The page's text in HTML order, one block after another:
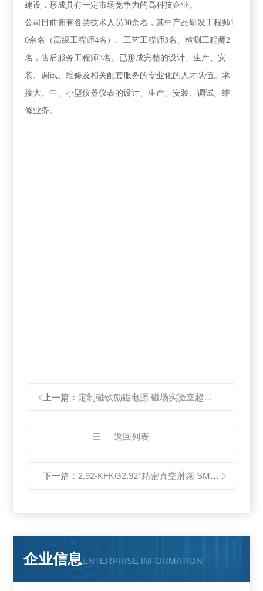
建设，形成具有一定市场竞争力的高科技企业。
公司目前拥有各类技术人员30余名，其中产品研发工程师1
0余名（高级工程师4名）、工艺工程师3名、检测工程师2
名，售后服务工程师3名。已形成完整的设计、生产、安
装、调试、维修及相关配套服务的专业化的人才队伍。承
接大、中、小型仪器仪表的设计、生产、安装、调试、维
修业务。
上一篇： 定制磁铁励磁电源 磁场实验室超导双极性-
返回列表
下一篇： 2.92-KFKG2.92*精密真空射频 SMA连接器高真空接头
企业信息ENTERPRISE INFORMATION